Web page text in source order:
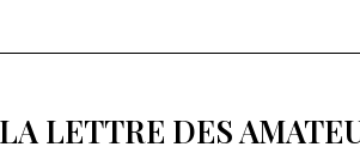
LETTRE DES